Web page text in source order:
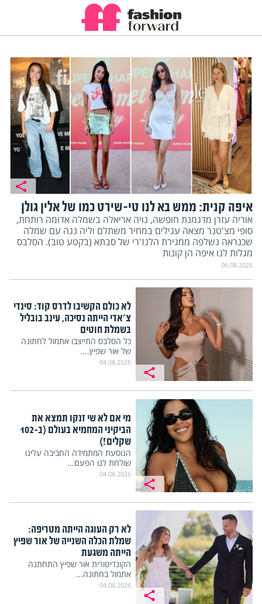
איפה קנית: ממש בא לנו טי-שירט כמו של אלין גולן
אוריה עזרן מדגמנת חופשה, נויה אריאלה בשמלה אדומה רותחת,
סופי מצ'טנר מצאה עגילים במחיר משתלם וליה נגה עם שמלה
שכנראה נשלפה ממגירת הלנז'רי של סבתא (בקטע טוב). הסלבס
מגלות לנו איפה הן קונות
06.08.2026
לא כולם הקשיבו לדרס קוד: סינדי
צ'אדי הייתה נסיכה, עינב בובליל
בשמלת חוטים
כל הסלבס התייצבו אתמול לחתונה
של אור שפיץ....
04.08.2026
מי אם לא שי זנקו תמצא את
הביקיני המחמיא בעולם (ב-102
שקלים!)
הנוסעת המתמידה החביבה עלינו
שולחת לנו הפעם...
04.08.2026
לא רק העוגה הייתה מטריפה:
שמלת הכלה השנייה של אור שפיץ
הייתה משגעת
הקונדיטורית אור שפיץ התחתנה
אתמול בחתונה...
04.08.2026